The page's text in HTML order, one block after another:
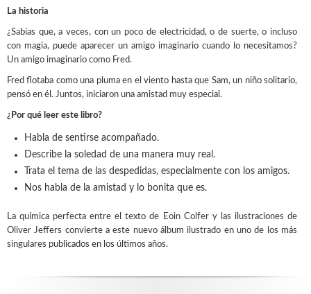
La historia
¿Sabías que, a veces, con un poco de electricidad, o de suerte, o incluso
con magia, puede aparecer un amigo imaginario cuando lo necesitamos?
Un amigo imaginario como Fred.
Fred flotaba como una pluma en el viento hasta que Sam, un niño solitario,
pensó en él. Juntos, iniciaron una amistad muy especial.
¿Por qué leer este libro?
Habla de sentirse acompañado.
Describe la soledad de una manera muy real.
Trata el tema de las despedidas, especialmente con los amigos.
Nos habla de la amistad y lo bonita que es.
La química perfecta entre el texto de Eoin Colfer y las ilustraciones de
Oliver Jeffers convierte a este nuevo álbum ilustrado en uno de los más
singulares publicados en los últimos años.